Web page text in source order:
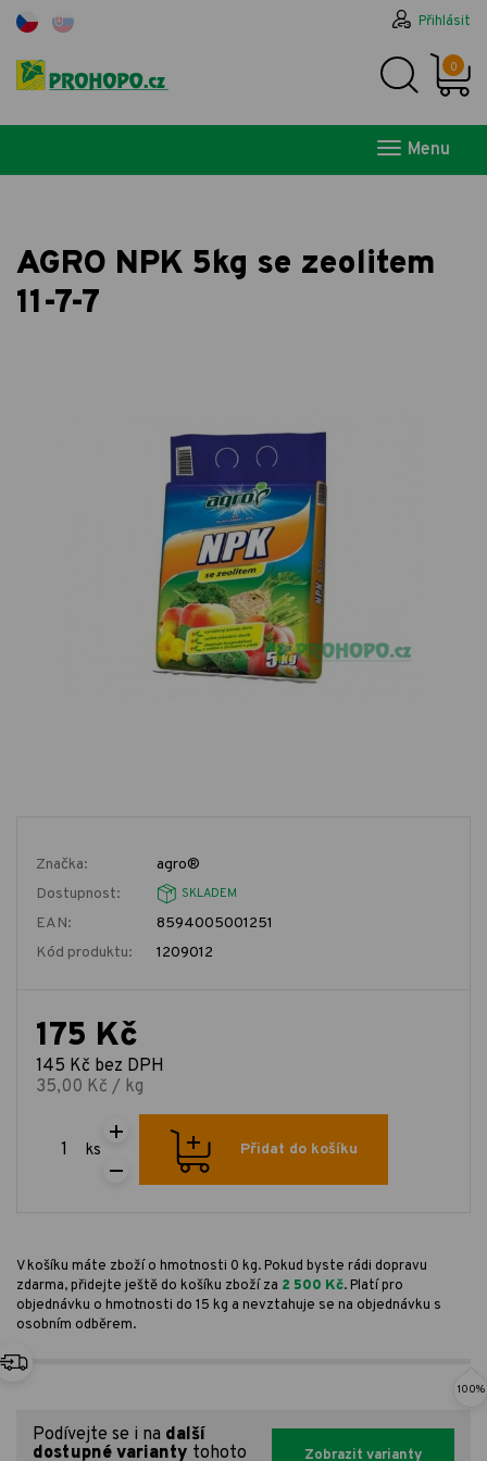
Přihlásit
0
Menu
AGRO NPK 5kg se zeolitem
11-7-7
Značka:
agro®
Dostupnost:
SKLADEM
EAN:
8594005001251
Kód produktu:
1209012
175 Kč
145 Kč bez DPH
35,00 Kč / kg
ks Přidat do košíku
V košíku máte zboží o hmotnosti 0 kg. Pokud byste rádi dopravu
zdarma, přidejte ještě do košíku zboží za 2 500 Kč. Platí pro
objednávku o hmotnosti do 15 kg a nevztahuje se na objednávku s
osobním odběrem.
100%
Podívejte se i na další
dostupné varianty tohoto Zobrazit varianty